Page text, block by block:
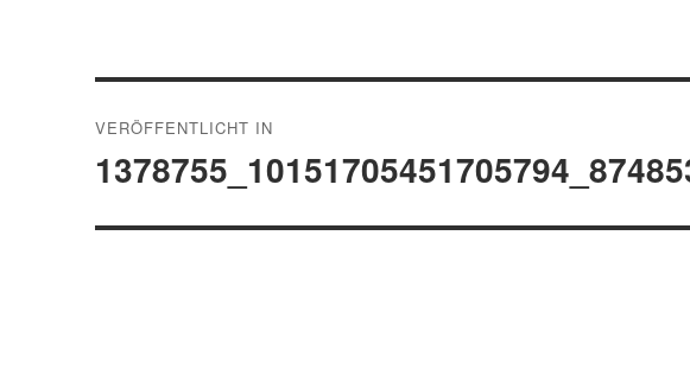
VERÖFFENTLICHT IN